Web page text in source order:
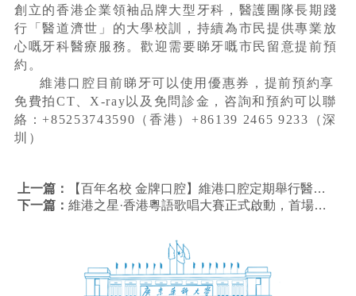
創立的香港企業領袖品牌大型牙科，醫護團隊長期踐
行「醫道濟世」的大學校訓，持續為市民提供專業放
心嘅牙科醫療服務。歡迎需要睇牙嘅市民留意提前預
約。
維港口腔目前睇牙可以使用優惠券，提前預約享
免費拍CT、X-ray以及免問診金，咨詢和預約可以聯
絡：+85253743590（香港）+86139 2465 9233（深
圳）
上一篇：
【百年名校 金牌口腔】維港口腔定期舉行醫生接診經驗與病例分享會
下一篇：維港之星·香港粵語歌唱大賽正式啟動，首場活動反響熱烈